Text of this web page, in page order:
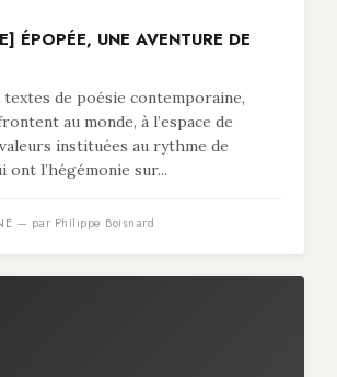
ÉPOPÉE, UNE AVENTURE DE
de poésie contemporaine,
au monde, à l’espace de
instituées au rythme de
ont l’hégémonie sur...
— par Philippe Boisnard